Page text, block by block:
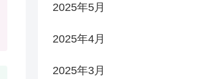
2025年5月
2025年4月
2025年3月